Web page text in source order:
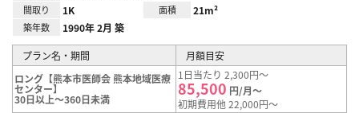
間取り 1K 面積 21m²
築年数 1990年 2月 築
プラン名・期間
月額目安
ロング【熊本市医師会 熊本地域医療
センター】
30日以上～360日未満
1日当たり 2,300円～
85,500 円/月～
初期費用他 22,000円～